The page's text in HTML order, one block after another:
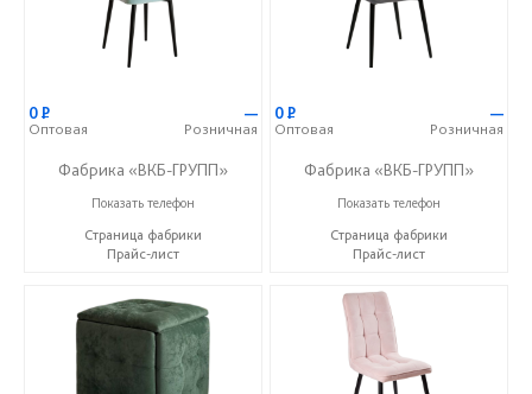
0Р
Оптовая
—
Розничная
Фабрика «ВКБ-ГРУПП»
+7 (927) 391-50-09
Показать телефон
Страница фабрики
Прайс-лист
0Р
Оптовая
—
Розничная
Фабрика «ВКБ-ГРУПП»
+7 (927) 391-50-09
Показать телефон
Страница фабрики
Прайс-лист